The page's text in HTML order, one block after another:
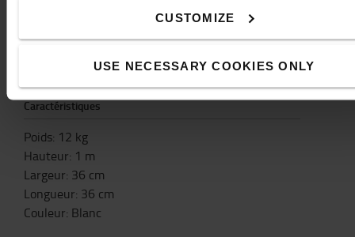
CUSTOMIZE
USE NECESSARY COOKIES ONLY
*Poids : 12 kg
*Longueur du tuyau de sortie : 3 m
*Matériau : Plastique/caoutchouc
Caractéristiques
Poids: 12 kg
Hauteur: 1 m
Largeur: 36 cm
Longueur: 36 cm
Couleur: Blanc